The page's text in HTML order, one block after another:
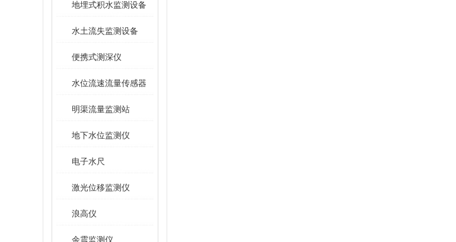
地埋式积水监测设备
水土流失监测设备
便携式测深仪
水位流速流量传感器
明渠流量监测站
地下水位监测仪
电子水尺
激光位移监测仪
浪高仪
余震监测仪